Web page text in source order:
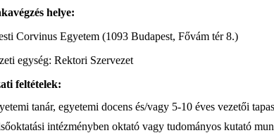
helye:
Corvinus Egyetem (1093 Budapest, Fővám tér 8.)
egység: Rektori Szervezet
feltételek:
tanár, egyetemi docens és/vagy 5-10 éves vezetői
intézményben oktató vagy tudományos kutató